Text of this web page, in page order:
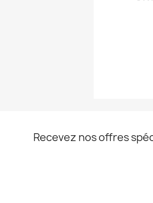
Recevez nos offres